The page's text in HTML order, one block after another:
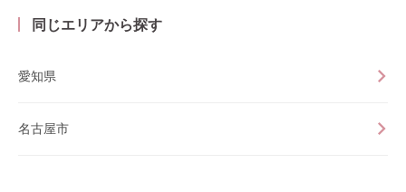
同じエリアから探す
愛知県
名古屋市